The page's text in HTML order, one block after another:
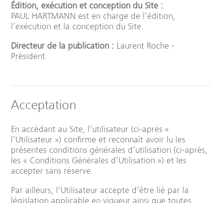
Édition, exécution et conception du Site :
PAUL HARTMANN est en charge de l’édition,
l’exécution et la conception du Site.
Directeur de la publication : Laurent Roche -
Président
Acceptation
En accédant au Site, l’utilisateur (ci-après «
l’Utilisateur ») confirme et reconnaît avoir lu les
présentes conditions générales d’utilisation (ci-après,
les « Conditions Générales d’Utilisation ») et les
accepter sans réserve.
Par ailleurs, l’Utilisateur accepte d’être lié par la
législation applicable en vigueur ainsi que toutes